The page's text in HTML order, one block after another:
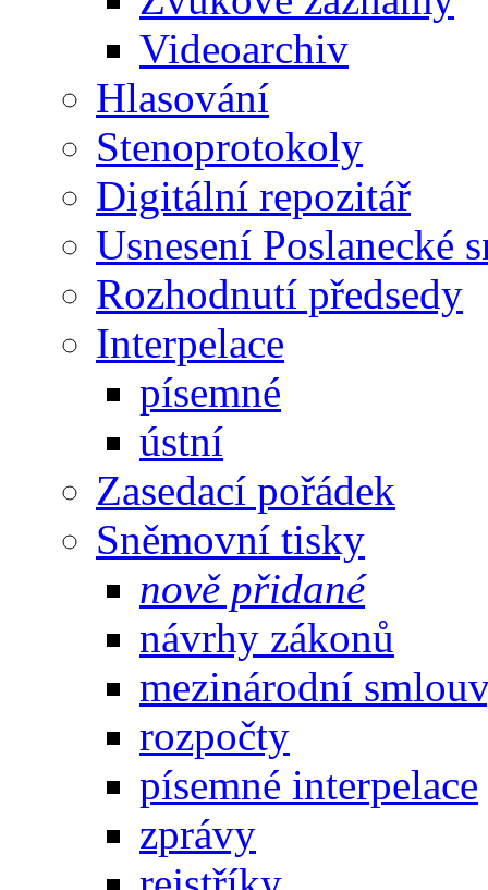
Videoarchiv
Hlasování
Stenoprotokoly
Digitální repozitář
Usnesení Poslanecké
Rozhodnutí předsedy
Interpelace
písemné
ústní
Zasedací pořádek
Sněmovní tisky
nově přidané
návrhy zákonů
mezinárodní
rozpočty
písemné interpelace
zprávy